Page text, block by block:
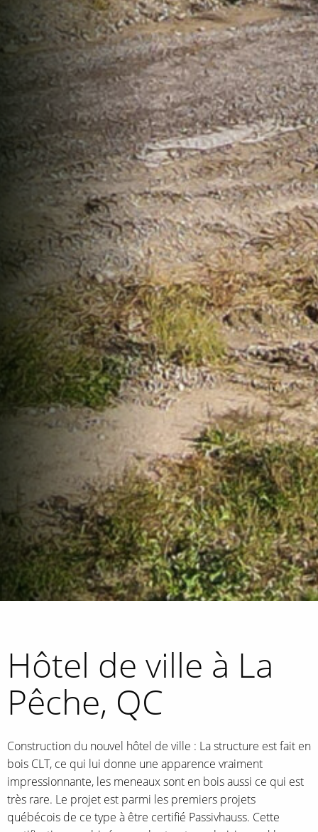
Hôtel de ville à La
Pêche, QC
Construction du nouvel hôtel de ville : La structure est fait en
bois CLT, ce qui lui donne une apparence vraiment
impressionnante, les meneaux sont en bois aussi ce qui est
très rare. Le projet est parmi les premiers projets
québécois de ce type à être certifié Passivhauss. Cette